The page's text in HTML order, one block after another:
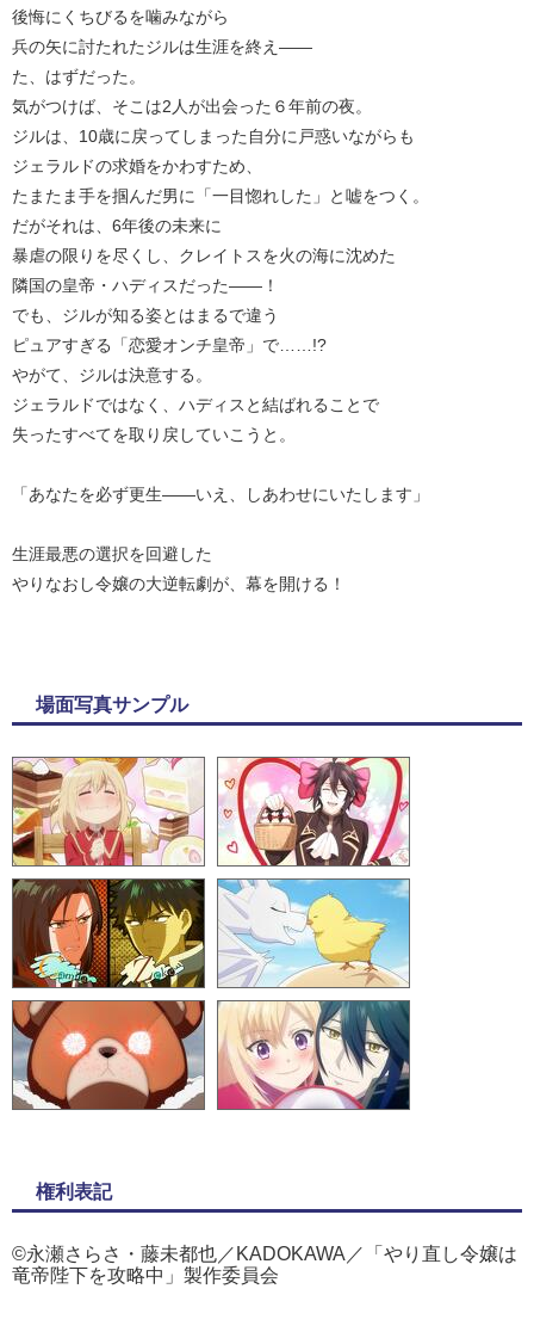
後悔にくちびるを噛みながら
兵の矢に討たれたジルは生涯を終え――
た、はずだった。
気がつけば、そこは2人が出会った６年前の夜。
ジルは、10歳に戻ってしまった自分に戸惑いながらも
ジェラルドの求婚をかわすため、
たまたま手を掴んだ男に「一目惚れした」と嘘をつく。
だがそれは、6年後の未来に
暴虐の限りを尽くし、クレイトスを火の海に沈めた
隣国の皇帝・ハディスだった――！
でも、ジルが知る姿とはまるで違う
ピュアすぎる「恋愛オンチ皇帝」で……!?
やがて、ジルは決意する。
ジェラルドではなく、ハディスと結ばれることで
失ったすべてを取り戻していこうと。
「あなたを必ず更生――いえ、しあわせにいたします」
生涯最悪の選択を回避した
やりなおし令嬢の大逆転劇が、幕を開ける！
場面写真サンプル
権利表記
©永瀬さらさ・藤未都也／KADOKAWA／「やり直し令嬢は
竜帝陛下を攻略中」製作委員会